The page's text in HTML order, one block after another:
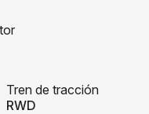
Tren de tracción
RWD